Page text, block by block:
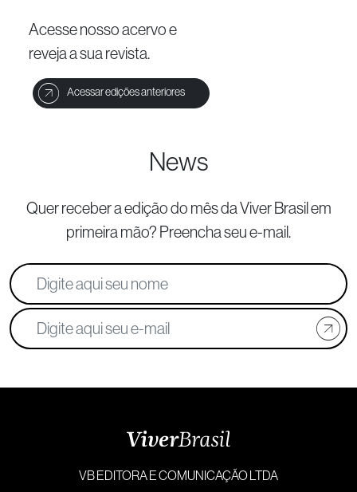
Acesse nosso acervo e
reveja a sua revista.
Acessar edições anteriores
News
Quer receber a edição do mês da Viver Brasil em
primeira mão? Preencha seu e-mail.
VB EDITORA E COMUNICAÇÃO LTDA